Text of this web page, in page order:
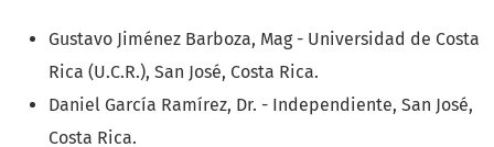
Gustavo Jiménez Barboza, Mag - Universidad de Costa
Rica (U.C.R.), San José, Costa Rica.
Daniel García Ramírez, Dr. - Independiente, San José,
Costa Rica.